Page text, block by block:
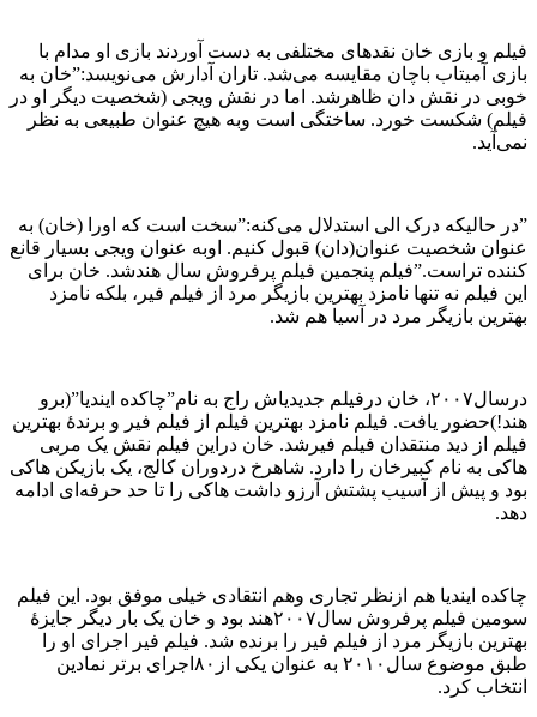
فیلم و بازی خان نقدهای مختلفی به دست آوردند بازی او مدام با
بازی آمیتاب باچان مقایسه می‌شد. تاران آدارش می‌نویسد:”خان به
خوبی در نقش دان ظاهرشد. اما در نقش ویجی (شخصیت دیگر او در
فیلم) شکست خورد. ساختگی است وبه هیچ عنوان طبیعی به نظر
نمی‌آید.
”در حالیکه درک الی استدلال می‌کنه:”سخت است که اورا (خان) به
عنوان شخصیت عنوان(دان) قبول کنیم. اوبه عنوان ویجی بسیار قانع
کننده تراست.”فیلم پنجمین فیلم پرفروش سال هندشد. خان برای
این فیلم نه تنها نامزد بهترین بازیگر مرد از فیلم فیر، بلکه نامزد
بهترین بازیگر مرد در آسیا هم شد.
درسال۲۰۰۷، خان درفیلم جدیدیاش راج به نام”چاکده ایندیا”(برو
هند!)حضور یافت. فیلم نامزد بهترین فیلم از فیلم فیر و برندهٔ بهترین
فیلم از دید منتقدان فیلم فیرشد. خان دراین فیلم نقش یک مربی
هاکی به نام کبیرخان را دارد. شاهرخ دردوران کالج، یک بازیکن هاکی
بود و پیش از آسیب پشتش آرزو داشت هاکی را تا حد حرفه‌ای ادامه
دهد.
چاکده ایندیا هم ازنظر تجاری وهم انتقادی خیلی موفق بود. این فیلم
سومین فیلم پرفروش سال۲۰۰۷هند بود و خان یک بار دیگر جایزهٔ
بهترین بازیگر مرد از فیلم فیر را برنده شد. فیلم فیر اجرای او را
طبق موضوع سال۲۰۱۰ به عنوان یکی از۸۰اجرای برتر نمادین
انتخاب کرد.